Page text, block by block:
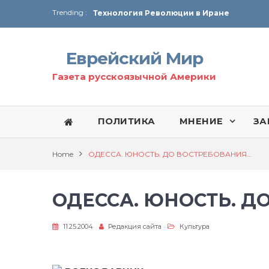
Trending :
Технология Революции в Иране
Еврейский Мир
Газета русскоязычной Америки
ПОЛИТИКА МНЕНИЕ
Home ОДЕССА. ЮНОСТЬ. ДО ВОСТРЕБОВАНИЯ…
ОДЕССА. ЮНОСТЬ.
11.25.2004 Редакция сайта Культура